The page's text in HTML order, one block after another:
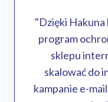
"Dzięki
program
sklepu
skalować do
kampanie e-